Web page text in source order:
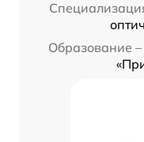
Образование –